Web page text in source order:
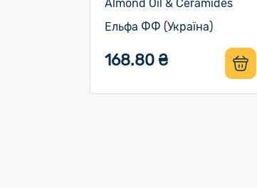
Almond Oil & Ceramides
Ельфа ФФ (Україна)
168.80 ₴